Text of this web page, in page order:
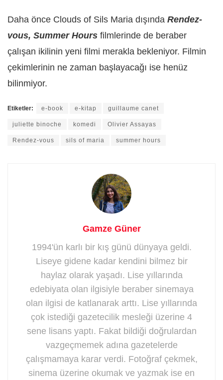
Daha önce Clouds of Sils Maria dışında Rendez-
vous, Summer Hours filmlerinde de beraber
çalışan ikilinin yeni filmi merakla bekleniyor. Filmin
çekimlerinin ne zaman başlayacağı ise henüz
bilinmiyor.
Etiketler: e-book e-kitap guillaume canet
juliette binoche komedi Olivier Assayas
Rendez-vous sils of maria summer hours
Gamze Güner
1994'ün karlı bir kış günü dünyaya geldi.
Liseye gidene kadar kendini bilmez bir
haylaz olarak yaşadı. Lise yıllarında
edebiyata olan ilgisiyle beraber sinemaya
olan ilgisi de katlanarak arttı. Lise yıllarında
çok istediği gazetecilik mesleği üzerine 4
sene lisans yaptı. Fakat bildiği doğrulardan
vazgeçmemek adına gazetelerde
çalışmamaya karar verdi. Fotoğraf çekmek,
sinema üzerine okumak ve yazmak ise en